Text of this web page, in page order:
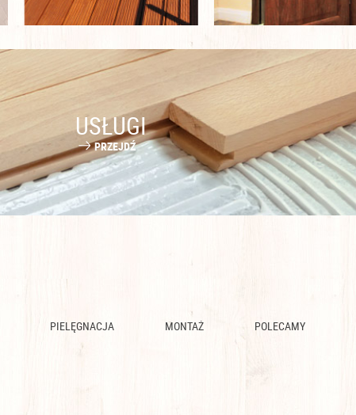
USŁUGI
PRZEJDŹ
PIELĘGNACJA MONTAŻ POLECAMY